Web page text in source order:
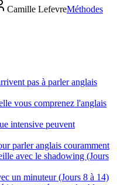
Camille LefevreMéthodes
pas à parler anglais
vous comprenez l'anglais
intensive peuvent
parler anglais couramment
avec le shadowing (Jours
un minuteur (Jours 8 à 14)